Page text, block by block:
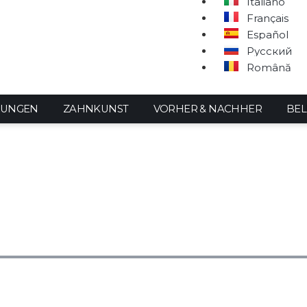
Français
Español
Русский
Română
ZAHNKUNST VORHER & NACHHER